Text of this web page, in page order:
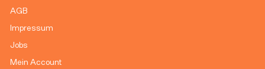
AGB
Impressum
Jobs
Mein Account